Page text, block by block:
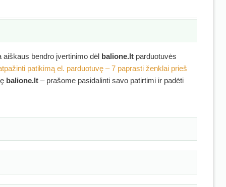
aiškaus bendro įvertinimo dėl balione.lt parduotuvės
patikimą el. parduotuvę – 7 paprasti ženklai prieš
balione.lt – prašome pasidalinti savo patirtimi ir padėti